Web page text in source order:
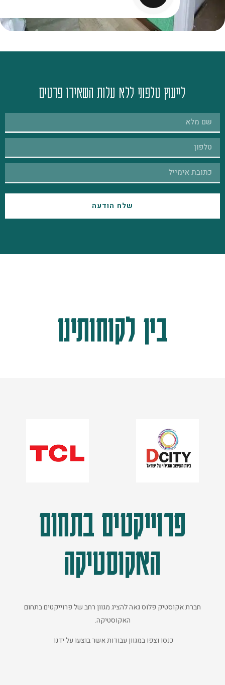
לייעוץ טלפוני ללא עלות השאירו פרטים
שלח הודעה
בין לקוחותינו
פרוייקטים בתחום
האקוסטיקה
חברת אקוסטיק פלוס גאה להציג מגוון רחב של פרוייקטים בתחום
האקוסטיקה.
כנסו וצפו במגוון עבודות אשר בוצעו על ידנו